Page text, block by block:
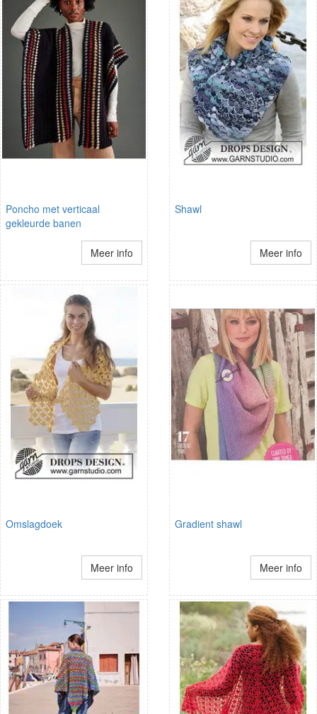
Poncho met verticaal
gekleurde banen
Meer info
Shawl
Meer info
Omslagdoek
Meer info
Gradient shawl
Meer info